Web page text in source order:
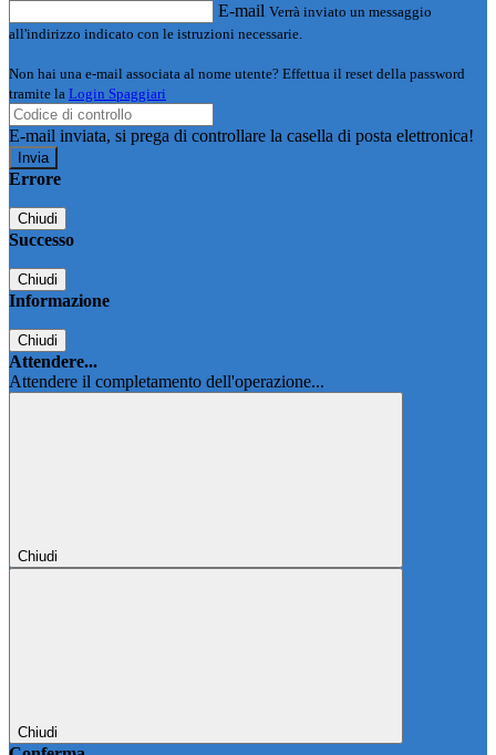
E-mail Verrà inviato un messaggio
all'indirizzo indicato con le istruzioni necessarie.
Non hai una e-mail associata al nome utente? Effettua il reset della password
tramite la Login Spaggiari
E-mail inviata, si prega di controllare la casella di posta elettronica!
Errore
Chiudi
Successo
Chiudi
Informazione
Chiudi
Attendere...
Attendere il completamento dell'operazione...
Chiudi
Chiudi